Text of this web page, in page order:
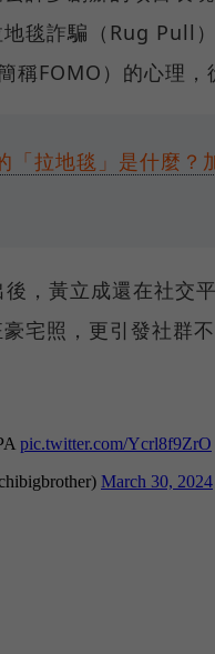
毯詐騙（Rug Pull
FOMO）的心理，
「拉地毯」是什麼？
，黃立成還在社交
豪宅照，更引發社群